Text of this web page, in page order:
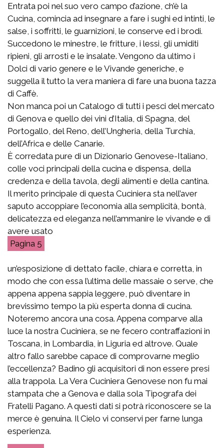
Entrata poi nel suo vero campo d’azione, ch’è la
Cucina, comincia ad insegnare a fare i sughi ed intinti, le
salse, i soffritti, le guarnizioni, le conserve ed i brodi.
Succedono le minestre, le fritture, i lessi, gli umiditi
ripieni, gli arrosti e le insalate. Vengono da ultimo i
Dolci di vario genere e le Vivande generiche, e
suggella il tutto la vera maniera di fare una buona tazza
di Caffè.
Non manca poi un Catalogo di tutti i pesci del mercato
di Genova e quello dei vini d’Italia, di Spagna, del
Portogallo, del Reno, dell’Ungheria, della Turchia,
dell’Africa e delle Canarie.
È corredata pure di un Dizionario Genovese-Italiano,
colle voci principali della cucina e dispensa, della
credenza e della tavola, degli alimenti e della cantina.
Il merito principale di questa Cuciniera sta nell’aver
saputo accoppiare l’economia alla semplicità, bontà,
delicatezza ed eleganza nell’ammanire le vivande e di
avere usato
5
un’esposizione di dettato facile, chiara e corretta, in
modo che con essa l’ultima delle massaie o serve, che
appena appena sappia leggere, può diventare in
brevissimo tempo la più esperta donna di cucina.
Noteremo ancora una cosa. Appena comparve alla
luce la nostra Cuciniera, se ne fecero contraffazioni in
Toscana, in Lombardia, in Liguria ed altrove. Quale
altro fallo sarebbe capace di comprovarne meglio
l’eccellenza? Badino gli acquisitori di non essere presi
alla trappola. La Vera Cuciniera Genovese non fu mai
stampata che a Genova e dalla sola Tipografa dei
Fratelli Pagano. A questi dati si potrà riconoscere se la
merce è genuina. Il Cielo vi conservi per farne lunga
esperienza.